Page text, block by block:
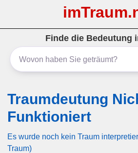
Finde die Bedeutung
Traumdeutung
Funktioniert
Es wurde noch kein Traum
Traum)